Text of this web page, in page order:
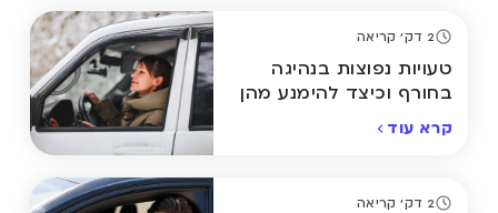
2 דק' קריאה
טעויות נפוצות בנהיגה
בחורף וכיצד להימנע מהן
קרא עוד
2 דק' קריאה